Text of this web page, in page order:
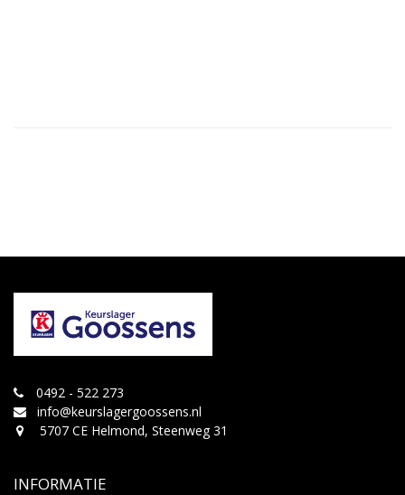
0492 - 522 273
info@keurslagergoossens.nl
5707 CE Helmond, Steenweg 31
INFORMATIE